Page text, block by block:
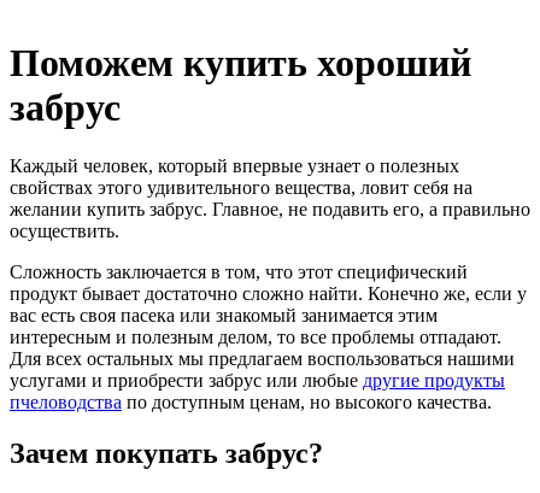
Поможем купить хороший
забрус
Каждый человек, который впервые узнает о полезных
свойствах этого удивительного вещества, ловит себя на
желании купить забрус. Главное, не подавить его, а правильно
осуществить.
Сложность заключается в том, что этот специфический
продукт бывает достаточно сложно найти. Конечно же, если у
вас есть своя пасека или знакомый занимается этим
интересным и полезным делом, то все проблемы отпадают.
Для всех остальных мы предлагаем воспользоваться нашими
услугами и приобрести забрус или любые другие продукты
пчеловодства по доступным ценам, но высокого качества.
Зачем покупать забрус?